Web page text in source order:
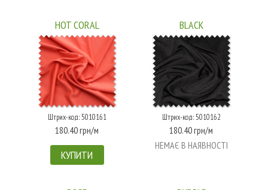
HOT CORAL
Штрих-код: 5010161
180.40 грн/м
КУПИТИ
BLACK
Штрих-код: 5010162
180.40 грн/м
НЕМАЄ В НАЯВНОСТІ